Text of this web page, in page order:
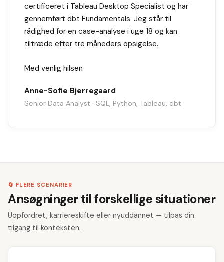
certificeret i Tableau Desktop Specialist og har
gennemført dbt Fundamentals. Jeg står til
rådighed for en case-analyse i uge 18 og kan
tiltræde efter tre måneders opsigelse.
Med venlig hilsen
Anne-Sofie Bjerregaard
Senior Data Analyst · SQL, Python, Tableau, dbt
🔄 FLERE SCENARIER
Ansøgninger til forskellige situationer
Uopfordret, karriereskifte eller nyuddannet — tilpas din
tilgang til konteksten.